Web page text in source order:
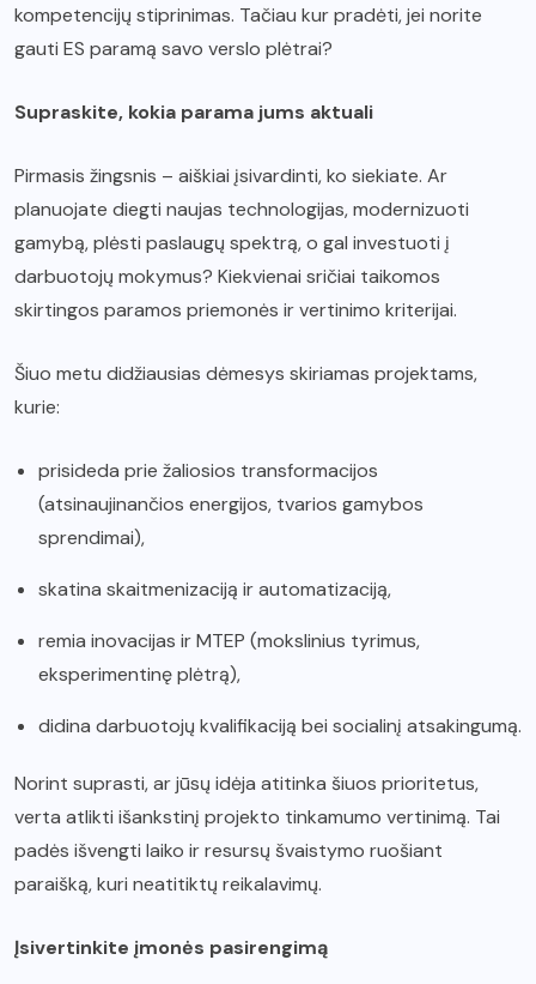
kompetencijų stiprinimas. Tačiau kur pradėti, jei norite
gauti ES paramą savo verslo plėtrai?
Supraskite, kokia parama jums aktuali
Pirmasis žingsnis – aiškiai įsivardinti, ko siekiate. Ar
planuojate diegti naujas technologijas, modernizuoti
gamybą, plėsti paslaugų spektrą, o gal investuoti į
darbuotojų mokymus? Kiekvienai sričiai taikomos
skirtingos paramos priemonės ir vertinimo kriterijai.
Šiuo metu didžiausias dėmesys skiriamas projektams,
kurie:
prisideda prie žaliosios transformacijos
(atsinaujinančios energijos, tvarios gamybos
sprendimai),
skatina skaitmenizaciją ir automatizaciją,
remia inovacijas ir MTEP (mokslinius tyrimus,
eksperimentinę plėtrą),
didina darbuotojų kvalifikaciją bei socialinį atsakingumą.
Norint suprasti, ar jūsų idėja atitinka šiuos prioritetus,
verta atlikti išankstinį projekto tinkamumo vertinimą. Tai
padės išvengti laiko ir resursų švaistymo ruošiant
paraišką, kuri neatitiktų reikalavimų.
Įsivertinkite įmonės pasirengimą